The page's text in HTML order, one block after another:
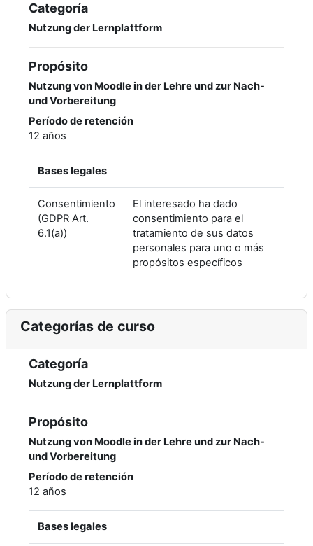
Categoría
Nutzung der Lernplattform
Propósito
Nutzung von Moodle in der Lehre und zur Nach-
und Vorbereitung
Período de retención
12 años
Bases legales
Consentimiento
(GDPR Art.
6.1(a))
El interesado ha dado
consentimiento para el
tratamiento de sus datos
personales para uno o más
propósitos específicos
Categorías de curso
Categoría
Nutzung der Lernplattform
Propósito
Nutzung von Moodle in der Lehre und zur Nach-
und Vorbereitung
Período de retención
12 años
Bases legales